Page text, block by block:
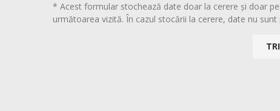
* Acest formular stochează date doar la cerere și doar
următoarea vizită. În cazul stocării la cerere, date nu